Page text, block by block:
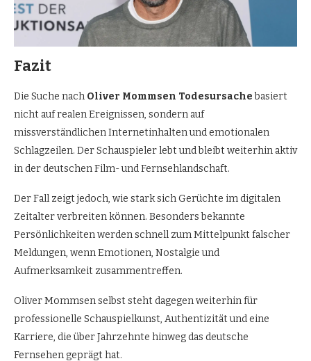
Fazit
Die Suche nach Oliver Mommsen Todesursachebasiert
nicht auf realen Ereignissen, sondern auf
missverständlichen Internetinhalten und emotionalen
Schlagzeilen. Der Schauspieler lebt und bleibt weiterhin aktiv
in der deutschen Film- und Fernsehlandschaft.
Der Fall zeigt jedoch, wie stark sich Gerüchte im digitalen
Zeitalter verbreiten können. Besonders bekannte
Persönlichkeiten werden schnell zum Mittelpunkt falscher
Meldungen, wenn Emotionen, Nostalgie und
Aufmerksamkeit zusammentreffen.
Oliver Mommsen selbst steht dagegen weiterhin für
professionelle Schauspielkunst, Authentizität und eine
Karriere, die über Jahrzehnte hinweg das deutsche
Fernsehen geprägt hat.